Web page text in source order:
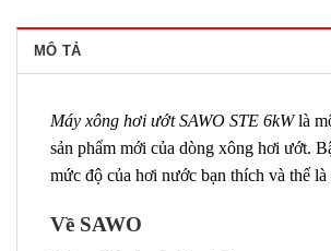
MÔ TẢ
Máy xông hơi ướt SAWO STE 6kWlà
sản phẩm mới của dòng xông hơi ướt.
mức độ của hơi nước bạn thích và thế
Về SAWO